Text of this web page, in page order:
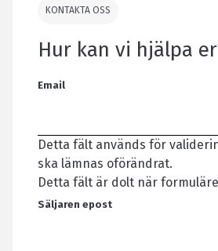
KONTAKTA OSS
Hur kan vi hjälpa
Email
Detta fält används för
ska lämnas oförändrat.
Detta fält är dolt när
Säljaren epost